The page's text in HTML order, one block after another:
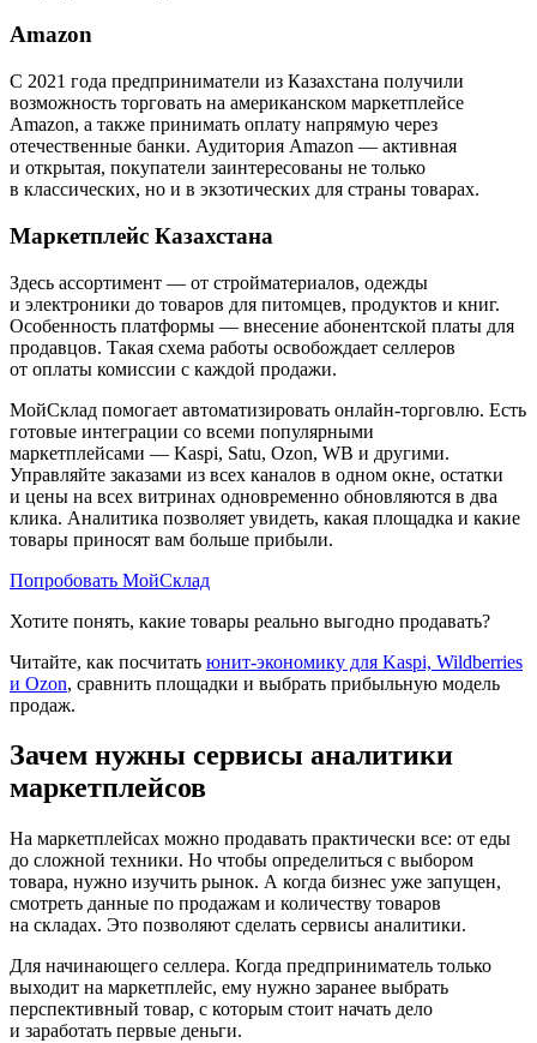
Amazon
С 2021 года предприниматели из Казахстана получили
возможность торговать на американском маркетплейсе
Amazon, а также принимать оплату напрямую через
отечественные банки. Аудитория Amazon — активная
и открытая, покупатели заинтересованы не только
в классических, но и в экзотических для страны товарах.
Маркетплейс Казахстана
Здесь ассортимент — от стройматериалов, одежды
и электроники до товаров для питомцев, продуктов и книг.
Особенность платформы — внесение абонентской платы для
продавцов. Такая схема работы освобождает селлеров
от оплаты комиссии с каждой продажи.
МойСклад помогает автоматизировать онлайн-торговлю. Есть
готовые интеграции со всеми популярными
маркетплейсами — Kaspi, Satu, Ozon, WB и другими.
Управляйте заказами из всех каналов в одном окне, остатки
и цены на всех витринах одновременно обновляются в два
клика. Аналитика позволяет увидеть, какая площадка и какие
товары приносят вам больше прибыли.
Попробовать МойСклад
Хотите понять, какие товары реально выгодно продавать?
Читайте, как посчитать юнит-экономику для Kaspi, Wildberries
и Ozon, сравнить площадки и выбрать прибыльную модель
продаж.
Зачем нужны сервисы аналитики
маркетплейсов
На маркетплейсах можно продавать практически все: от еды
до сложной техники. Но чтобы определиться с выбором
товара, нужно изучить рынок. А когда бизнес уже запущен,
смотреть данные по продажам и количеству товаров
на складах. Это позволяют сделать сервисы аналитики.
Для начинающего селлера. Когда предприниматель только
выходит на маркетплейс, ему нужно заранее выбрать
перспективный товар, с которым стоит начать дело
и заработать первые деньги.